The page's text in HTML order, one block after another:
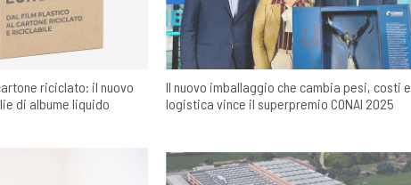
riciclato: il nuovo
di albume liquido
Il nuovo imballaggio che cambia pesi, costi e
logistica vince il superpremio CONAI 2025